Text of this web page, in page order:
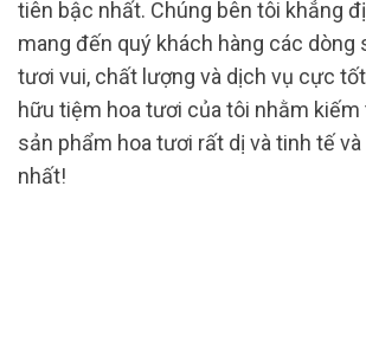
tiên bậc nhất. Chúng bên tôi khẳng
mang đến quý khách hàng các dòng
tươi vui, chất lượng và dịch vụ cực
hữu tiệm hoa tươi của tôi nhằm
sản phẩm hoa tươi rất dị và tinh tế
nhất!